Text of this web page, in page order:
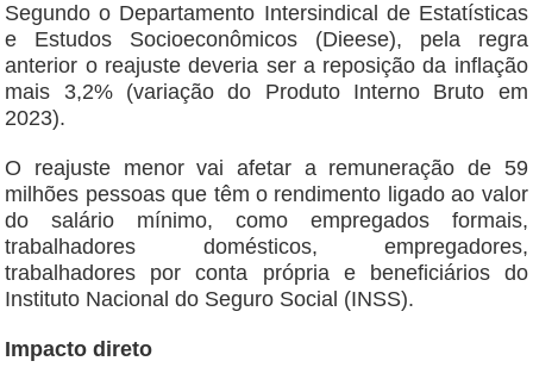
Segundo o Departamento Intersindical de Estatísticas
e Estudos Socioeconômicos (Dieese), pela regra
anterior o reajuste deveria ser a reposição da inflação
mais 3,2% (variação do Produto Interno Bruto em
2023).
O reajuste menor vai afetar a remuneração de 59
milhões pessoas que têm o rendimento ligado ao valor
do salário mínimo, como empregados formais,
trabalhadores domésticos, empregadores,
trabalhadores por conta própria e beneficiários do
Instituto Nacional do Seguro Social (INSS).
Impacto direto